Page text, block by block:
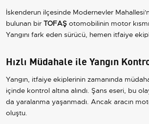
İskenderun ilçesinde Modernevler
bulunan bir TOFAŞ otomobilinin motor
Yangını fark eden sürücü, hemen itfaiye
Hızlı Müdahale ile Yangın
Yangın, itfaiye ekiplerinin zamanında
içinde kontrol altına alındı. Şans eseri, bu
da yaralanma yaşanmadı. Ancak aracın
oluştu.